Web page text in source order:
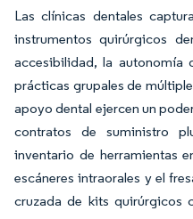
Las clínicas dentales
instrumentos quirúrgicos
accesibilidad, la autonomía
prácticas grupales de
apoyo dental ejercen un
contratos de suministro
inventario de herramientas
escáneres intraorales y el
cruzada de kits quirúrgicos